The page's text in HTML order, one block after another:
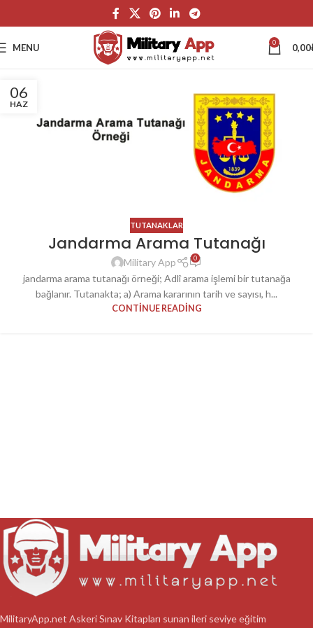
MENU 0 0,00
06
HAZ
TUTANAKLAR
Jandarma Arama Tutanağı
Military App 0
jandarma arama tutanağı örneği; Adlî arama işlemi bir tutanağa
bağlanır. Tutanakta; a) Arama kararının tarih ve sayısı, h...
CONTINUE READING
MilitaryApp.net Askeri Sınav Kitapları sunan ileri seviye eğitim